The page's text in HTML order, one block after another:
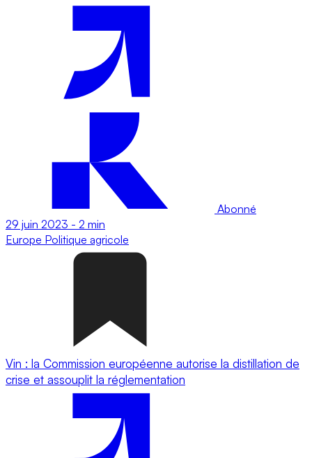
Abonné
29 juin 2023 - 2 min
Europe Politique agricole
Vin : la Commission européenne autorise la distillation de
crise et assouplit la réglementation